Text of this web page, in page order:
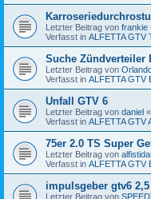
Letzter Beitrag von frankie
Verfasst in ALFETTA GTV
Suche Zündverteiler
Letzter Beitrag von
Verfasst in ALFETTA GTV
Unfall GTV 6
Letzter Beitrag von daniel «
Verfasst in ALFETTA GTV
75er 2.0 TS Super
Letzter Beitrag von
Verfasst in ALFETTA GTV
impulsgeber gtv6
Letzter Beitrag von